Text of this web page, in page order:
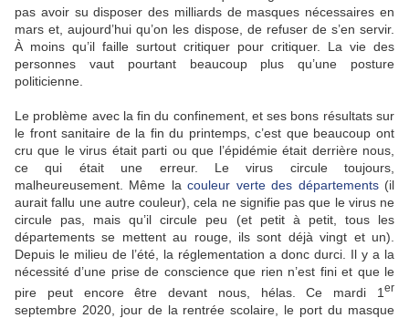
pas avoir su disposer des milliards de masques nécessaires en
mars et, aujourd’hui qu’on les dispose, de refuser de s’en servir.
À moins qu’il faille surtout critiquer pour critiquer. La vie des
personnes vaut pourtant beaucoup plus qu’une posture
politicienne.
Le problème avec la fin du confinement, et ses bons résultats sur
le front sanitaire de la fin du printemps, c’est que beaucoup ont
cru que le virus était parti ou que l’épidémie était derrière nous,
ce qui était une erreur. Le virus circule toujours,
malheureusement. Même lacouleur verte des départements(il
aurait fallu une autre couleur), cela ne signifie pas que le virus ne
circule pas, mais qu’il circule peu (et petit à petit, tous les
départements se mettent au rouge, ils sont déjà vingt et un).
Depuis le milieu de l’été, la réglementation a donc durci. Il y a la
nécessité d’une prise de conscience que rien n’est fini et que le
pire peut encore être devant nous, hélas. Ce mardi 1 er
septembre 2020, jour de la rentrée scolaire, le port du masque